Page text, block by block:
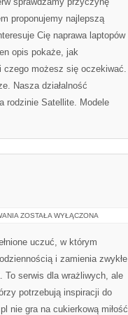
proponujemy najlepszą
Cię naprawa laptopów
opis pokaże, jak
czego możesz się oczekiwać.
Nasza działalność
rodzinie Satellite. Modele
INTROWERSJA
ZOSTAŁA WYŁĄCZONA
uczuć, w którym
i zamienia zwykłe
To serwis dla wrażliwych, ale
potrzebują inspiracji do
nie gra na cukierkową miłość